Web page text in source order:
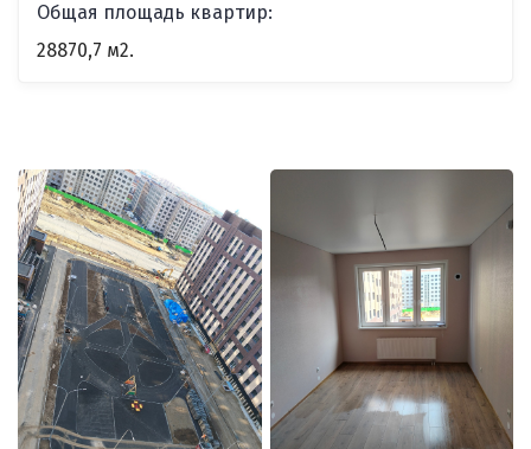
Общая площадь квартир:
28870,7 м2.